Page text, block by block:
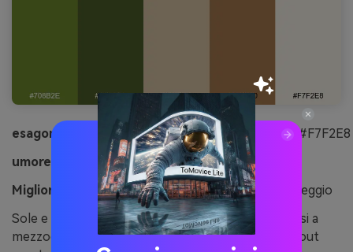
esagonale:
#708B2E#4E5F2A#D8C3A5#A97C50#F7F2E8
umore:
cotto al sole, terroso, rilassato
Migliore per:
Poster di viaggio e volantini del campeggio
Sole e terra, come tende di tela e sentieri polverosi a
mezzogiorno. Il verde oliva mantiene insieme il layout